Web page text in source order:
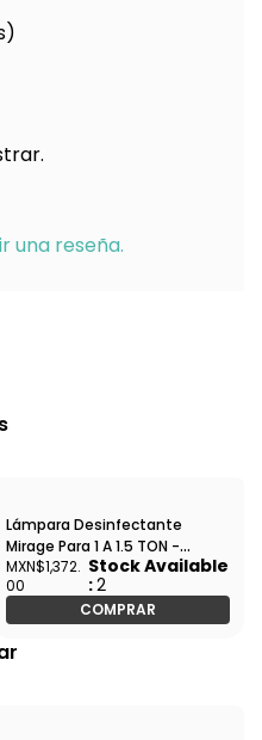
una reseña.
Lámpara Desinfectante
Mirage Para 1 A 1.5 TON -
MLC085E
MXN$1,372.
00
Stock Available
:2
COMPRAR